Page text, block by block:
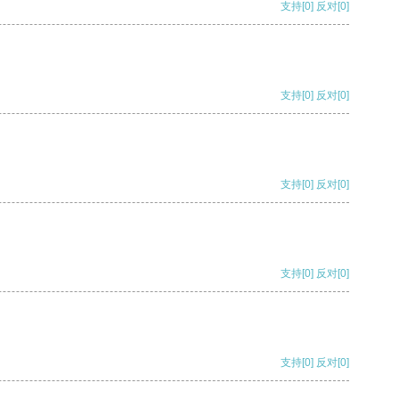
支持[0] 反对[0]
支持[0] 反对[0]
支持[0] 反对[0]
支持[0] 反对[0]
支持[0] 反对[0]